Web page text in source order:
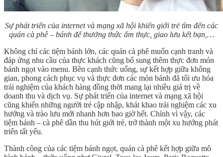
Sự phát triển của internet và mạng xã hội khiến giới trẻ tìm đến các
quán cà phê – bánh để thưởng thức ẩm thực, giao lưu kết bạn,…
Không chỉ các tiệm bánh lớn, các quán cà phê muốn cạnh tranh và
đáp ứng nhu cầu của thực khách cũng bổ sung thêm thực đơn món
bánh ngọt vào menu. Bên cạnh thức uống, sự kết hợp giữa không
gian, phong cách phục vụ và thực đơn các món bánh đã tối ưu hóa
trải nghiệm của khách hàng đồng thời mang lại nhiều giá trị về
doanh thu và dịch vụ. Sự phát triển của internet và mạng xã hội
cũng khiến những người trẻ cập nhập, khát khao trải nghiệm các xu
hướng và trào lưu mới nhanh hơn bao giờ hết. Chính vì vậy, các
tiệm bánh – cà phê dần thu hút giới trẻ, trở thành một xu hướng phát
triển tất yếu.
Thành công của các tiệm bánh ngọt, quán cà phê kết hợp giữa mô